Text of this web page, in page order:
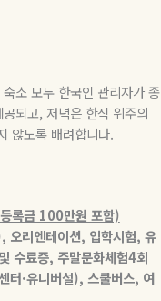
숙소 모두 한국인 관리자가 종
되고, 저녁은 한식 위주의
않도록 배려합니다.
록금 100만원 포함)
오리엔테이션, 입학시험, 유
수료증, 주말문화체험4회
터·유니버설), 스쿨버스, 여